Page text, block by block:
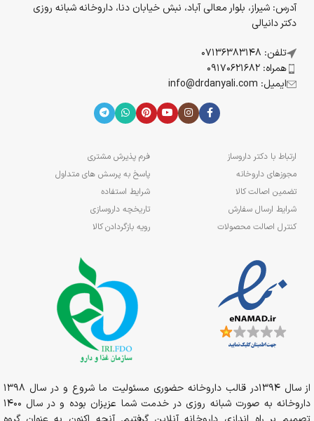
آدرس: شیراز، بلوار معالی آباد، نبش خیابان دنا، داروخانه شبانه روزی
دکتر دانیالی
تلفن: 07136383148
همراه: 09170621682
ایمیل: info@drdanyali.com
ارتباط با دکتر داروساز
مجوزهای داروخانه
تضمین اصالت کالا
شرایط ارسال سفارش
کنترل اصالت محصولات
فرم پذیرش مشتری
پاسخ به پرسش های متداول
شرایط استفاده
تاریخچه داروسازی
رویه بازگردادن کالا
از سال 1394در قالب داروخانه حضوری مسئولیت ما شروع و در سال 1398
داروخانه به صورت شبانه روزی در خدمت شما عزیزان بوده و در سال 1400